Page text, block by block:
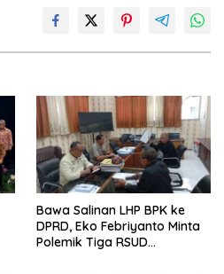
Bawa Salinan LHP BPK ke
DPRD, Eko Febriyanto Minta
Polemik Tiga RSUD